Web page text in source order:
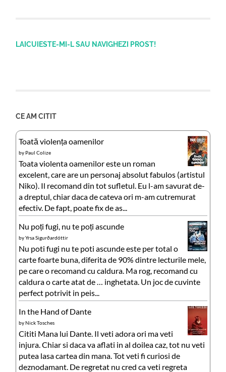
LAICUIESTE-MI-L SAU NAVIGHEZI PROST!
CE AM CITIT
Toată violența oamenilor
by Paul Colize
Toata violenta oamenilor este un roman
excelent, care are un personaj absolut fabulos (artistul
Niko). Il recomand din tot sufletul. Eu l-am savurat de-
a dreptul, chiar daca de cateva ori m-am cutremurat
efectiv. De fapt, poate fix de as...
Nu poți fugi, nu te poți ascunde
byYrsa Sigurðardóttir
Nu poti fugi nu te poti ascunde este per total o
carte foarte buna, diferita de 90% dintre lecturile mele,
pe care o recomand cu caldura. Ma rog, recomand cu
caldura o carte atat de … inghetata. Un joc de cuvinte
perfect potrivit in peis...
In the Hand of Dante
byNick Tosches
Cititi Mana lui Dante. Il veti adora ori ma veti
injura. Chiar si daca va aflati in al doilea caz, tot nu veti
putea lasa cartea din mana. Tot veti fi curiosi de
deznodamant. De regretat nu cred ca veti regreta